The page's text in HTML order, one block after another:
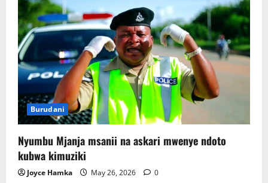
hana
mpango
wa
kuirudia
“Dar
es
Salaam
Stand
Up”
Burudani
Nyumbu Mjanja msanii na askari mwenye ndoto
kubwa kimuziki
Joyce Hamka May 26, 2026 0